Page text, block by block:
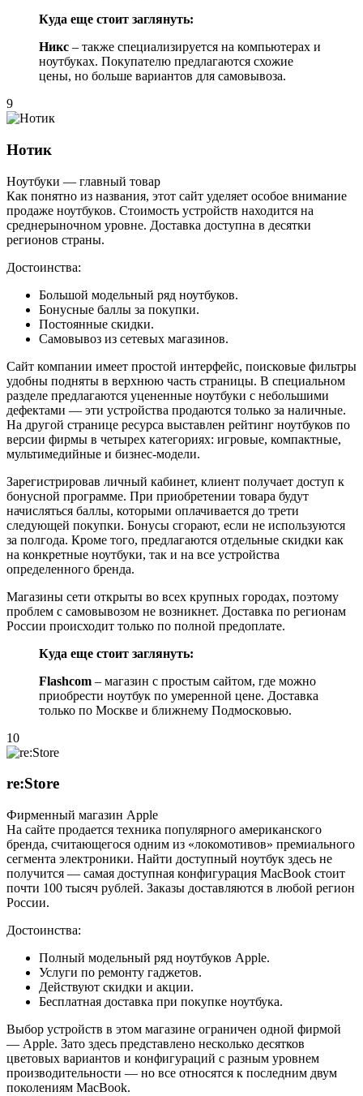
Куда еще стоит заглянуть:
Никс – также специализируется на компьютерах и
ноутбуках. Покупателю предлагаются схожие
цены, но больше вариантов для самовывоза.
9
Нотик
Ноутбуки — главный товар
Как понятно из названия, этот сайт уделяет особое внимание
продаже ноутбуков. Стоимость устройств находится на
среднерыночном уровне. Доставка доступна в десятки
регионов страны.
Достоинства:
Большой модельный ряд ноутбуков.
Бонусные баллы за покупки.
Постоянные скидки.
Самовывоз из сетевых магазинов.
Сайт компании имеет простой интерфейс, поисковые фильтры
удобны подняты в верхнюю часть страницы. В специальном
разделе предлагаются уцененные ноутбуки с небольшими
дефектами — эти устройства продаются только за наличные.
На другой странице ресурса выставлен рейтинг ноутбуков по
версии фирмы в четырех категориях: игровые, компактные,
мультимедийные и бизнес-модели.
Зарегистрировав личный кабинет, клиент получает доступ к
бонусной программе. При приобретении товара будут
начисляться баллы, которыми оплачивается до трети
следующей покупки. Бонусы сгорают, если не используются
за полгода. Кроме того, предлагаются отдельные скидки как
на конкретные ноутбуки, так и на все устройства
определенного бренда.
Магазины сети открыты во всех крупных городах, поэтому
проблем с самовывозом не возникнет. Доставка по регионам
России происходит только по полной предоплате.
Куда еще стоит заглянуть:
Flashcom – магазин с простым сайтом, где можно
приобрести ноутбук по умеренной цене. Доставка
только по Москве и ближнему Подмосковью.
10
re:Store
Фирменный магазин Apple
На сайте продается техника популярного американского
бренда, считающегося одним из «локомотивов» премиального
сегмента электроники. Найти доступный ноутбук здесь не
получится — самая доступная конфигурация MacBook стоит
почти 100 тысяч рублей. Заказы доставляются в любой регион
России.
Достоинства:
Полный модельный ряд ноутбуков Apple.
Услуги по ремонту гаджетов.
Действуют скидки и акции.
Бесплатная доставка при покупке ноутбука.
Выбор устройств в этом магазине ограничен одной фирмой
— Apple. Зато здесь представлено несколько десятков
цветовых вариантов и конфигураций с разным уровнем
производительности — но все относятся к последним двум
поколениям MacBook.